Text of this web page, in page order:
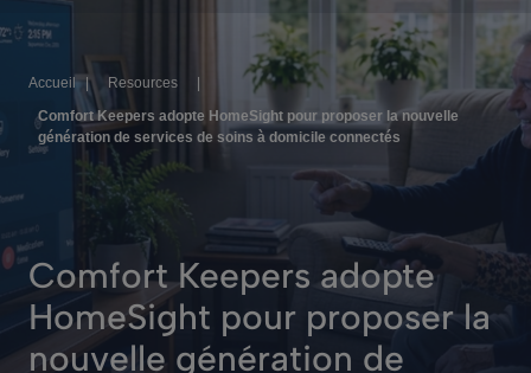
Industries
Entreprise
Nos Engagements
Relations Investisseurs
Accueil Resources
Comfort Keepers adopte HomeSight pour proposer la nouvelle
génération de services de soins à domicile connectés
Comfort Keepers adopte
HomeSight pour proposer la
nouvelle génération de